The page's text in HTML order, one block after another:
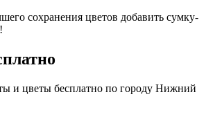
сохранения цветов добавить сумку-
и цветы бесплатно по городу Нижний